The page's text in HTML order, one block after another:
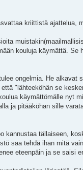
kriittistä ajattelua,
kouluja käymättä.
ongelmia. He
"lähteeköhän se
käymättömälle nyt
ja pitääköhan sille
kannustaa tällaiseen,
saa tehdä ihan mitä
eteenpäin ja se saisi